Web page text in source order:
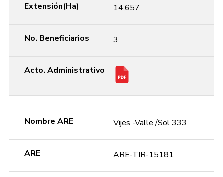
Extensión(Ha) 14,657
No. Beneficiarios 3
Acto. Administrativo
Nombre ARE Vijes -Valle /Sol 333
ARE ARE-TIR-15181